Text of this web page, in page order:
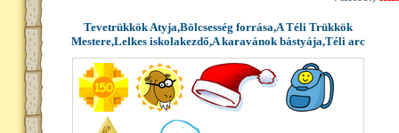
Tevetrükkök Atyja,Bölcsesség forrása,A Téli Trükkök
Mestere,Lelkes iskolakezdő,A karavánok bástyája,Téli arc